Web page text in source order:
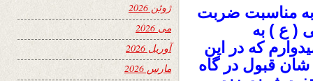
مناسبت ضربت
ع ) به
که در این
قبول در گاه
ژوئن 2026
می 2026
آوریل 2026
مارس 2026